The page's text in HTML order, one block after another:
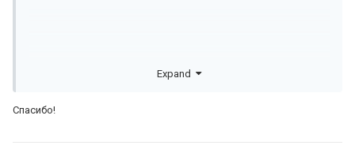
Expand
Спасибо!